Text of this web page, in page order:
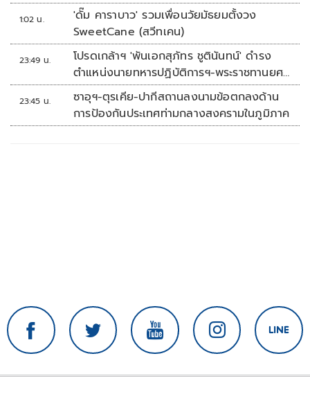
1:02 น.
'ดั๊ม คาราบาว' รวมเพื่อนวัยมัธยมตั้งวง
SweetCane (สวีทเคน)
23:49 น.
โปรดเกล้าฯ 'พันเอกสุภัทร ชูตินันทน์' ดำรง
ตำแหน่งนายทหารปฏิบัติการฯ-พระราชทานยศ
'พลตรี'
23:45 น.
ซาอุฯ-ตุรเคีย-ปากีสถานลงนามข้อตกลงด้าน
การป้องกันประเทศท่ามกลางสงครามในภูมิภาค